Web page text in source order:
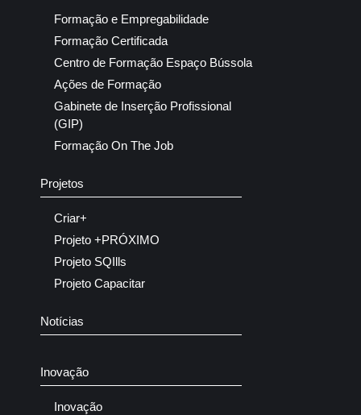
Formação e Empregabilidade
Formação Certificada
Centro de Formação Espaço Bússola
Ações de Formação
Gabinete de Inserção Profissional
(GIP)
Formação On The Job
Projetos
Criar+
Projeto +PRÓXIMO
Projeto SQIlls
Projeto Capacitar
Notícias
Inovação
Inovação